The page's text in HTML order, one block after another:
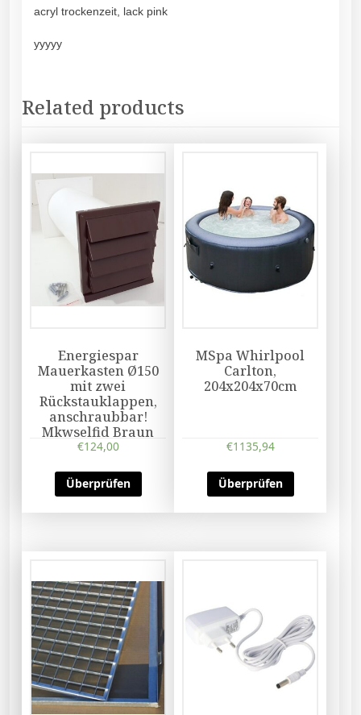
acryl trockenzeit, lack pink
yyyyy
Related products
Energiespar
Mauerkasten Ø150
mit zwei
Rückstauklappen,
anschraubbar!
Mkwselfid Braun
€124,00
Überprüfen
MSpa Whirlpool
Carlton,
204x204x70cm
€1135,94
Überprüfen